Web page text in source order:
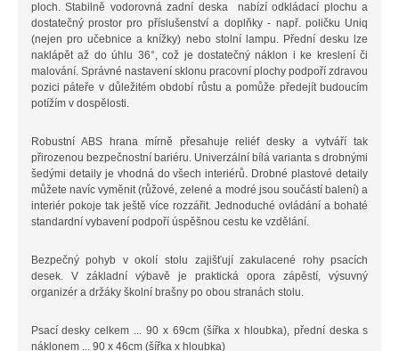
ploch. Stabilně vodorovná zadní deska nabízí odkládací plochu a
dostatečný prostor pro příslušenství a doplňky - např. poličku Uniq
(nejen pro učebnice a knížky) nebo stolní lampu. Přední desku lze
naklápět až do úhlu 36°, což je dostatečný náklon i ke kreslení či
malování. Správné nastavení sklonu pracovní plochy podpoří zdravou
pozici páteře v důležitém období růstu a pomůže předejít budoucím
potížím v dospělosti.
Robustní ABS hrana mírně přesahuje reliéf desky a vytváří tak
přirozenou bezpečnostní bariéru. Univerzální bílá varianta s drobnými
šedými detaily je vhodná do všech interiérů. Drobné plastové detaily
můžete navíc vyměnit (růžové, zelené a modré jsou součástí balení) a
interiér pokoje tak ještě více rozzářit. Jednoduché ovládání a bohaté
standardní vybavení podpoří úspěšnou cestu ke vzdělání.
Bezpečný pohyb v okolí stolu zajišťují zakulacené rohy psacích
desek. V základní výbavě je praktická opora zápěstí, výsuvný
organizér a držáky školní brašny po obou stranách stolu.
Psací desky celkem ... 90 x 69cm (šířka x hloubka), přední deska s
náklonem ... 90 x 46cm (šířka x hloubka)